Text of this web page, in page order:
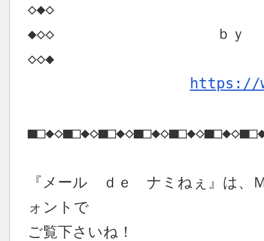
◇◆◇
◆◇◇ ｂｙ Ｐｒｏｐ
◇◇◆
https://
『メール ｄｅ ナミねぇ』は、
ォントで
ご覧下さいね！